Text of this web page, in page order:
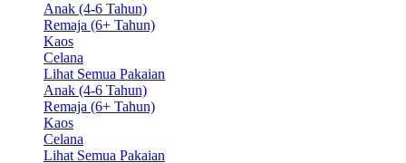
Anak (4-6 Tahun)
Remaja (6+ Tahun)
Kaos
Celana
Lihat Semua Pakaian
Anak (4-6 Tahun)
Remaja (6+ Tahun)
Kaos
Celana
Lihat Semua Pakaian